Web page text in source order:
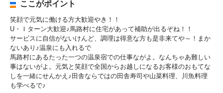
ここがポイント
笑顔で元気に働ける方大歓迎やき！！
U・Ｉターン大歓迎♪馬路村に住宅があって補助が出るぞね！！
サービスに自信がないけんど、調理は得意な方も是非来てや～！まか
ないあり♪温泉にも入れるで
馬路村にあるたった一つの温泉宿での仕事ながよ。なんちゃあ難しい
事はないがよ。元気と笑顔で全国からお越しになるお客様のおもてな
しを一緒にせんかえ♪田舎ならではの田舎寿司や山菜料理、川魚料理
も学べるで♪